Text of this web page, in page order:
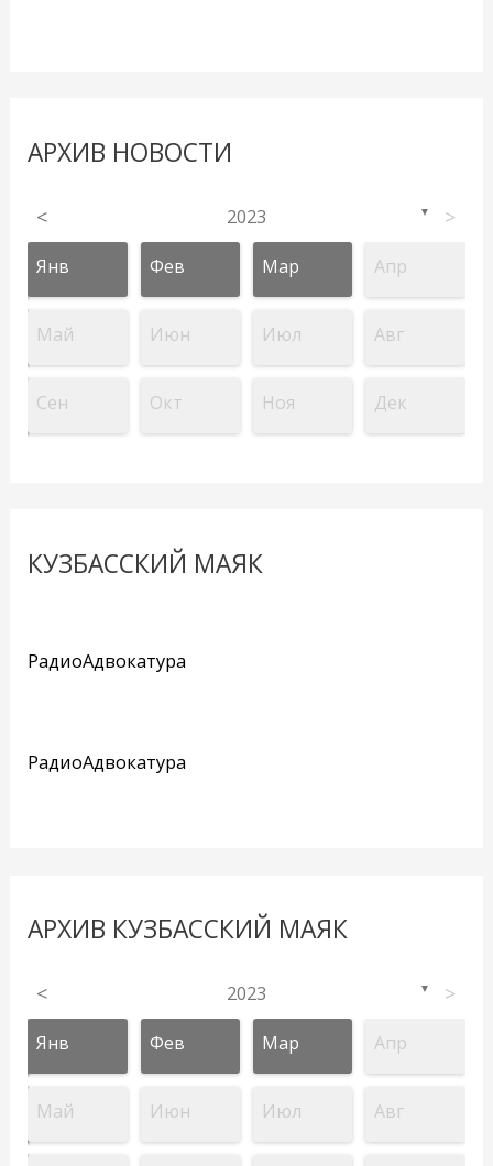
АРХИВ НОВОСТИ
< 2023 ▼ >
Янв Фев Мар Апр
Май Июн Июл Авг
Сен Окт Ноя Дек
КУЗБАССКИЙ МАЯК
РадиоАдвокатура
РадиоАдвокатура
АРХИВ КУЗБАССКИЙ МАЯК
< 2023 ▼ >
Янв Фев Мар Апр
Май Июн Июл Авг